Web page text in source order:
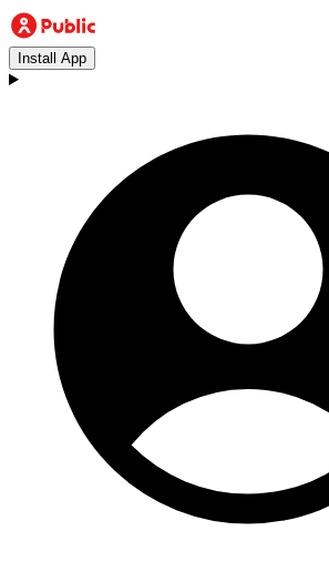
Install App